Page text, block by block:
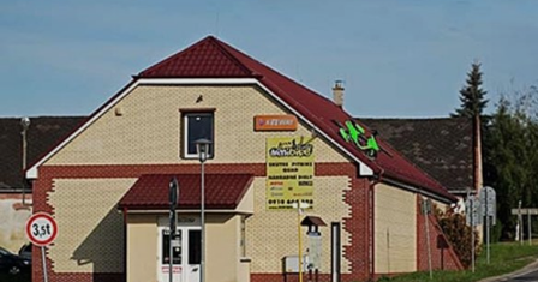
Beta-Chrono 50
Beta Eikon 50
Beta Quadra-50
Beta-Tempo 50
Eppel TB-50 (Thunder Bike)